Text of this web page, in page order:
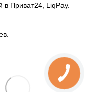
в Приват24, LiqPay.